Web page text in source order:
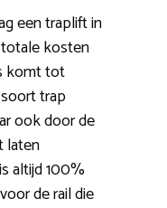
een traplift in
kosten
komt tot
trap
ook door de
laten
altijd 100%
de rail die